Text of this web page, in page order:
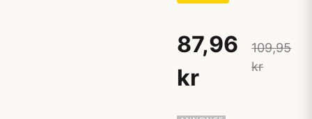
87,96
kr
109,95
kr